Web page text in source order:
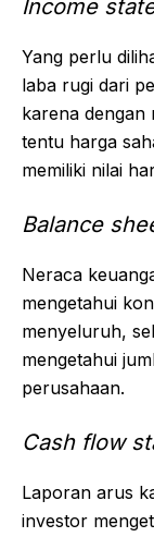
Income
Yang perlu
laba rugi dari
karena dengan
tentu harga
memiliki nilai
Balance
Neraca
mengetahui
menyeluruh,
mengetahui
perusahaan.
Cash flow
Laporan arus
investor